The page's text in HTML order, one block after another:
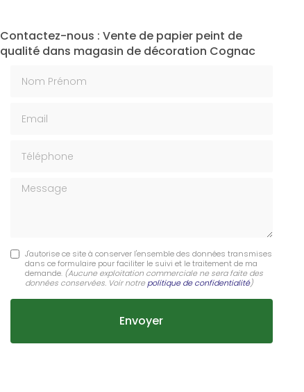
Contactez-nous : Vente de papier peint de
qualité dans magasin de décoration Cognac
Message
J'autorise ce site à conserver l'ensemble des données transmises
dans ce formulaire pour faciliter le suivi et le traitement de ma
demande. (Aucune exploitation commerciale ne sera faite des
données conservées. Voir notrepolitique de confidentialité)